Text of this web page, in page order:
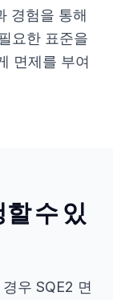
경험을 통해
요한 표준을
면제를 부여
수 있
우 SQE2 면